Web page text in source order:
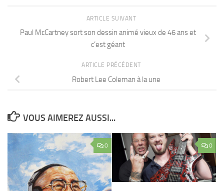
ARTICLE SUIVANT
Paul McCartney sort son dessin animé vieux de 46 ans et
c’est géant
ARTICLE PRÉCÉDENT
Robert Lee Coleman à la une
VOUS AIMEREZ AUSSI...
0 0